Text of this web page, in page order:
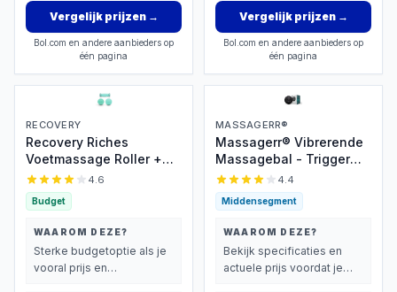
Vergelijk prijzen→
Bol.com en andere aanbieders op
één pagina
Vergelijk prijzen→
Bol.com en andere aanbieders op
één pagina
RECOVERY
Recovery Riches
Voetmassage Roller +
GRATIS Massageballen -
Voetreflexologie -
Plantar Fasciitis -
Voetroller - Massagebal
Triggerpoint Bal -
Voetmassage Apparaat -
4.6
Budget
WAAROM DEZE?
Sterke budgetoptie als je
vooral prijs en
MASSAGERR®
Massagerr® Vibrerende
Massagebal - Trigger
Bal - 4 Tril Niveaus -
Massage Bal - Moderne
Lacrosse bal -
Voetmassage - Massage
Schouders, Fullbody
4.4
Middensegment
WAAROM DEZE?
Bekijk specificaties en
actuele prijs voordat je